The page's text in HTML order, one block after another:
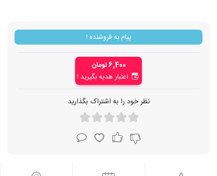
پیام به فروشنده !
6,400 تومان
اعتبار هدیه بگیرید !
نظر خود را به اشتراک بگذارید